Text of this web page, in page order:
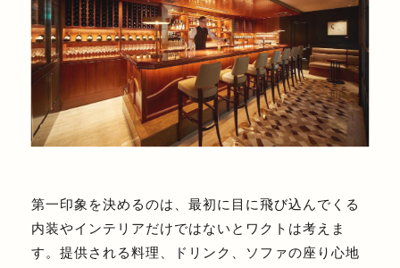
第⼀印象を決めるのは、最初に⽬に⾶び込んでくる
内装やインテリアだけではないとワクトは考えま
す。提供される料理、ドリンク、ソファの座り⼼地